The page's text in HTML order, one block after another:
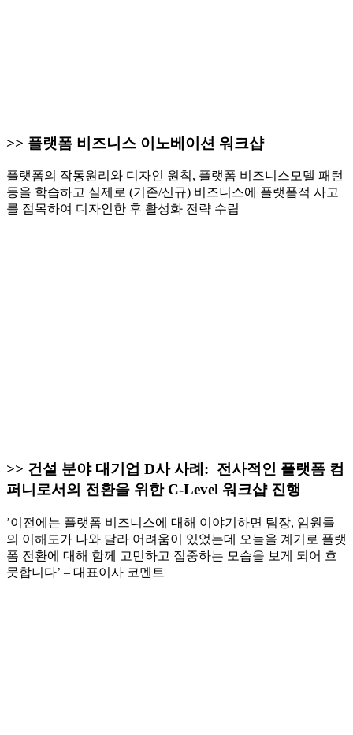
>> 플랫폼 비즈니스 이노베이션 워크샵
플랫폼의 작동원리와 디자인 원칙, 플랫폼 비즈니스모델 패턴
등을 학습하고 실제로 (기존/신규) 비즈니스에 플랫폼적 사고
를 접목하여 디자인한 후 활성화 전략 수립
>> 건설 분야 대기업 D사 사례: 전사적인 플랫폼 컴
퍼니로서의 전환을 위한 C-Level 워크샵 진행
’이전에는 플랫폼 비즈니스에 대해 이야기하면 팀장, 임원들
의 이해도가 나와 달라 어려움이 있었는데 오늘을 계기로 플랫
폼 전환에 대해 함께 고민하고 집중하는 모습을 보게 되어 흐
뭇합니다’ – 대표이사 코멘트